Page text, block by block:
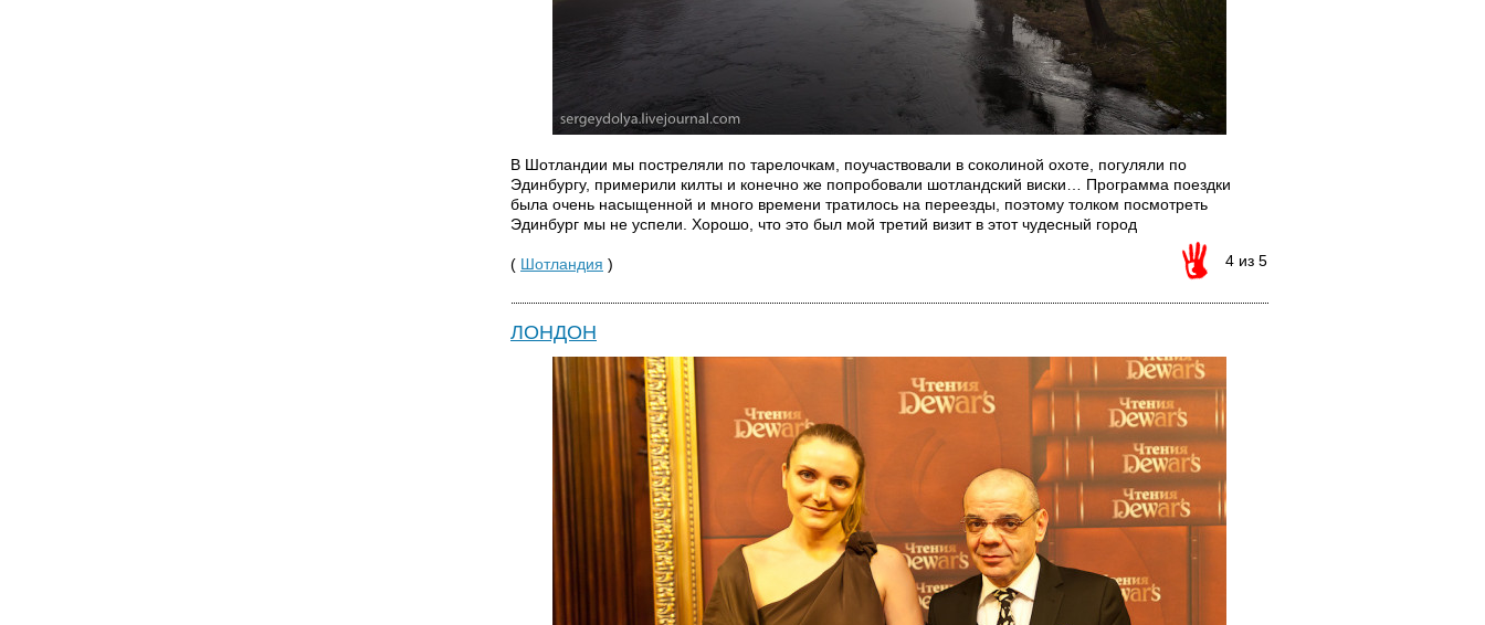
В Шотландии мы постреляли по тарелочкам, поучаствовали в соколиной охоте, погуляли по
Эдинбургу, примерили килты и конечно же попробовали шотландский виски… Программа поездки
была очень насыщенной и много времени тратилось на переезды, поэтому толком посмотреть
Эдинбург мы не успели. Хорошо, что это был мой третий визит в этот чудесный город
4 из 5
( Шотландия )
ЛОНДОН